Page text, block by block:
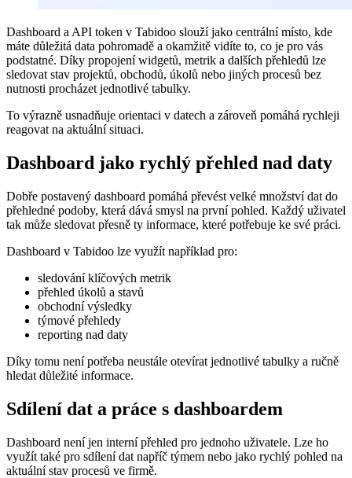
Dashboard a API token v Tabidoo slouží jako centrální místo, kde
máte důležitá data pohromadě a okamžitě vidíte to, co je pro vás
podstatné. Díky propojení widgetů, metrik a dalších přehledů lze
sledovat stav projektů, obchodů, úkolů nebo jiných procesů bez
nutnosti procházet jednotlivé tabulky.
To výrazně usnadňuje orientaci v datech a zároveň pomáhá rychleji
reagovat na aktuální situaci.
Dashboard jako rychlý přehled nad daty
Dobře postavený dashboard pomáhá převést velké množství dat do
přehledné podoby, která dává smysl na první pohled. Každý uživatel
tak může sledovat přesně ty informace, které potřebuje ke své práci.
Dashboard v Tabidoo lze využít například pro:
sledování klíčových metrik
přehled úkolů a stavů
obchodní výsledky
týmové přehledy
reporting nad daty
Díky tomu není potřeba neustále otevírat jednotlivé tabulky a ručně
hledat důležité informace.
Sdílení dat a práce s dashboardem
Dashboard není jen interní přehled pro jednoho uživatele. Lze ho
využít také pro sdílení dat napříč týmem nebo jako rychlý pohled na
aktuální stav procesů ve firmě.